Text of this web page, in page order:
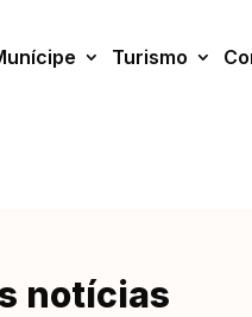
Turismo
notícias